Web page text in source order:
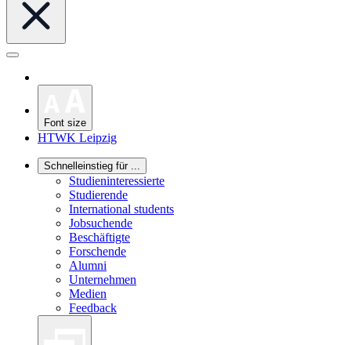
Font size
HTWK Leipzig
Schnelleinstieg für ...
Studieninteressierte
Studierende
International students
Jobsuchende
Beschäftigte
Forschende
Alumni
Unternehmen
Medien
Feedback